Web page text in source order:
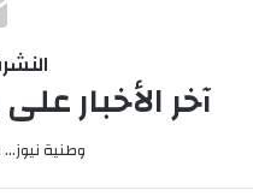
آخر الأخبار
وطنية